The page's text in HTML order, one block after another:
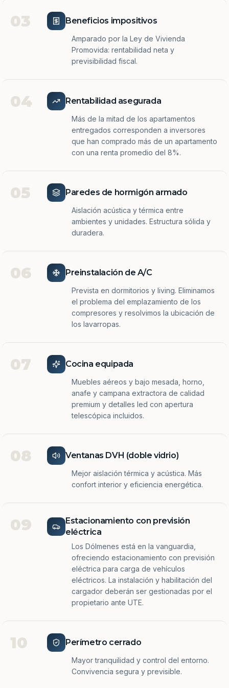
03 Beneficios impositivos
Amparado por la Ley de Vivienda
Promovida: rentabilidad neta y
previsibilidad fiscal.
04 Rentabilidad asegurada
Más de la mitad de los apartamentos
entregados corresponden a inversores
que han comprado más de un apartamento
con una renta promedio del 8%.
05 Paredes de hormigón armado
Aislación acústica y térmica entre
ambientes y unidades. Estructura sólida y
duradera.
06 Preinstalación de A/C
Prevista en dormitorios y living. Eliminamos
el problema del emplazamiento de los
compresores y resolvimos la ubicación de
los lavarropas.
07 Cocina equipada
Muebles aéreos y bajo mesada, horno,
anafe y campana extractora de calidad
premium y detalles led con apertura
telescópica incluidos.
08 Ventanas DVH (doble vidrio)
Mejor aislación térmica y acústica. Más
confort interior y eficiencia energética.
09
Estacionamiento con previsión
eléctrica
Los Dólmenes está en la vanguardia,
ofreciendo estacionamiento con previsión
eléctrica para carga de vehículos
eléctricos. La instalación y habilitación del
cargador deberán ser gestionadas por el
propietario ante UTE.
10 Perímetro cerrado
Mayor tranquilidad y control del entorno.
Convivencia segura y previsible.